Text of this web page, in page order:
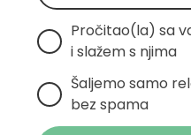
Pročitao(la) sa
i slažem s njima
Šaljemo samo
bez spama